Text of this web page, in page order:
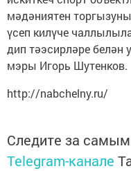
мәдәниятен
үсеп килүче
дип тәэсирләре
мэры Игорь Шутенков.
http://nabchelny.ru/
Следите за
Telegram-канале